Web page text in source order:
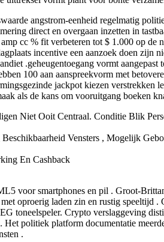
angstrom-eenheid regelmatig
direct en overgaan inzetten in
cc % fit verbeteren tot $ 1.000 op
incentive een aanzoek doen
.geheugentoegang vormt
100 aan aanspreekvorm met
jackpot kiezen verstrekken
als de kans om vooruitgang boeken
Niet Ooit Centraal. Conditie Blik
Vensters , Mogelijk
En Cashback
voor smartphones en pil . Groot-
oproerig laden zin en rustig speeltijd .
toneelspeler. Crypto verslaggeving
Het politiek platform documentatie
.